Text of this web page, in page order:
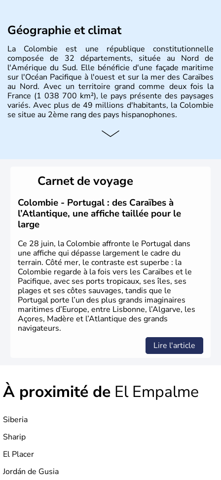
Géographie et climat
La Colombie est une république constitutionnelle
composée de 32 départements, située au Nord de
l'Amérique du Sud. Elle bénéficie d'une façade maritime
sur l'Océan Pacifique à l'ouest et sur la mer des Caraïbes
au Nord. Avec un territoire grand comme deux fois la
France (1 038 700 km²), le pays présente des paysages
variés. Avec plus de 49 millions d'habitants, la Colombie
se situe au 2ème rang des pays hispanophones.
Histoire et administration
en 1538, qui est toujours la capitale. C'est en 1810, que
le premier parlement s'établit à Bogotà, suivi en 1813
par la proclamation de l'indépendance. la Colombie est
une République depuis 1830.
Carnet de voyage
Colombie - Portugal : des Caraïbes à
l’Atlantique, une affiche taillée pour le
large
Ce 28 juin, la Colombie affronte le Portugal dans
une affiche qui dépasse largement le cadre du
terrain. Côté mer, le contraste est superbe : la
Colombie regarde à la fois vers les Caraïbes et le
Pacifique, avec ses ports tropicaux, ses îles, ses
plages et ses côtes sauvages, tandis que le
Portugal porte l’un des plus grands imaginaires
maritimes d’Europe, entre Lisbonne, l’Algarve, les
Açores, Madère et l’Atlantique des grands
navigateurs.
Lire l'article
À proximité de El Empalme
Siberia
Sharip
El Placer
Jordán de Gusia